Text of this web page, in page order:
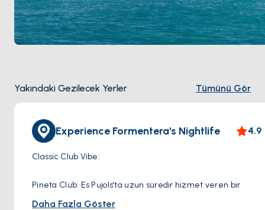
Yakındaki Gezilecek Yerler Tümünü Gör
Experience Formentera's Nightlife 4.9
Classic Club Vibe:
Pineta Club: Es Pujols'ta uzun süredir hizmet veren bir
kulüp olan Pineta Club, geniş dans pisti ve çeşitli müzik
Daha Fazla Göster